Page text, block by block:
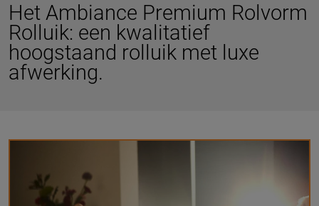
Het Ambiance Premium Rolvorm
Rolluik: een kwalitatief
hoogstaand rolluik met luxe
afwerking.